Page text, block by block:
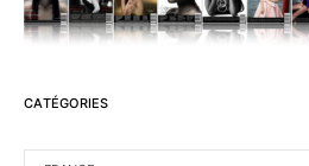
CATÉGORIES